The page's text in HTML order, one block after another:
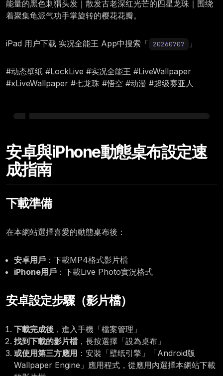
能量的黑色刺猬头发｜散发古老深红光芒的四星龙珠｜围绕
着聚集龟派气功手掌旋转的樱花花瓣。
iPad 用户下载 实况全能王 App中搜索「 20260707 」
#动态壁纸 #LockLive #实况全能王 #LiveWallpaper
#xLiveWallpaper #七龙珠 #悟空 #动漫 #超级赛亚人
12:00
安卓與iPhone動態桌布設定速
成指南
下載準備
在本網站選擇喜愛的動態桌布後：
安卓用戶 ：下載MP4格式影片檔
iPhone用戶 ：下載Live Photo實況格式
安卓設定步驟（影片檔）
下載完成後 ，進入手機「檔案管理」
找到下載的影片檔 ，長按選擇「設為桌布」
或使用第三方應用 ：安裝「壁纸引擎」「Android版
Wallpaper Engine」應用程式，從應用內選擇本網站下載